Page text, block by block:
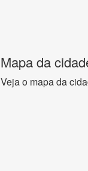
Mapa da
Veja o mapa da